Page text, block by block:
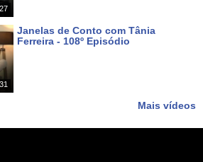
Janelas de Conto com Tânia
Ferreira - 108º Episódio
Mais vídeos